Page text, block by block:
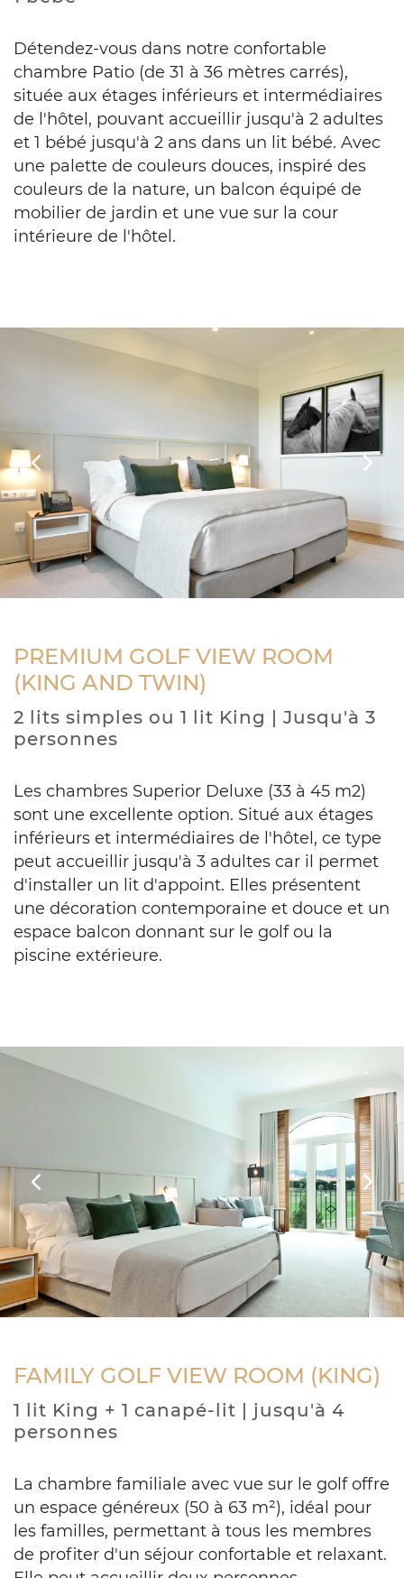
Détendez-vous dans notre confortable
chambre Patio (de 31 à 36 mètres carrés),
située aux étages inférieurs et intermédiaires
de l'hôtel, pouvant accueillir jusqu'à 2 adultes
et 1 bébé jusqu'à 2 ans dans un lit bébé. Avec
une palette de couleurs douces, inspiré des
couleurs de la nature, un balcon équipé de
mobilier de jardin et une vue sur la cour
intérieure de l'hôtel.
Previous Next
PREMIUM GOLF VIEW ROOM
(KING AND TWIN)
2 lits simples ou 1 lit King | Jusqu'à 3
personnes
Les chambres Superior Deluxe (33 à 45 m2)
sont une excellente option. Situé aux étages
inférieurs et intermédiaires de l'hôtel, ce type
peut accueillir jusqu'à 3 adultes car il permet
d'installer un lit d'appoint. Elles présentent
une décoration contemporaine et douce et un
espace balcon donnant sur le golf ou la
piscine extérieure.
Previous Next
FAMILY GOLF VIEW ROOM (KING)
1 lit King + 1 canapé-lit | jusqu'à 4
personnes
La chambre familiale avec vue sur le golf offre
un espace généreux (50 à 63 m²), idéal pour
les familles, permettant à tous les membres
de profiter d'un séjour confortable et relaxant.